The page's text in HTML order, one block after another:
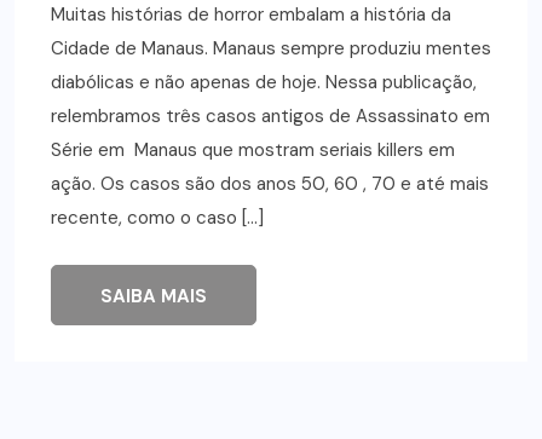
Muitas histórias de horror embalam a história da
Cidade de Manaus. Manaus sempre produziu mentes
diabólicas e não apenas de hoje. Nessa publicação,
relembramos três casos antigos de Assassinato em
Série em Manaus que mostram seriais killers em
ação. Os casos são dos anos 50, 60 , 70 e até mais
recente, como o caso […]
SAIBA MAIS